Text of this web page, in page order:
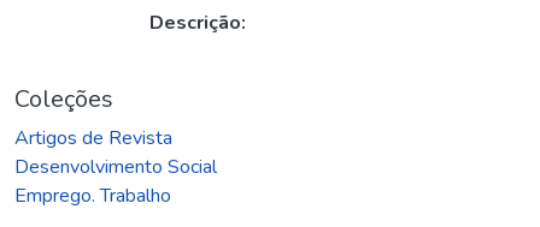
Descrição:
Coleções
Artigos de Revista
Desenvolvimento Social
Emprego. Trabalho